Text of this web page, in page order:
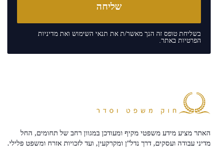
בשליחת טופס זה הנך מאשר/ת את תנאי השימוש ואת מדיניות
הפרטיות באתר.
האתר מציע מידע משפטי מקיף ומעודכן במגוון רחב של תחומים, החל
מדיני עבודה ועסקים, דרך נדל"ן ומקרקעין, ועד לזכויות אזרח ומשפט פלילי.